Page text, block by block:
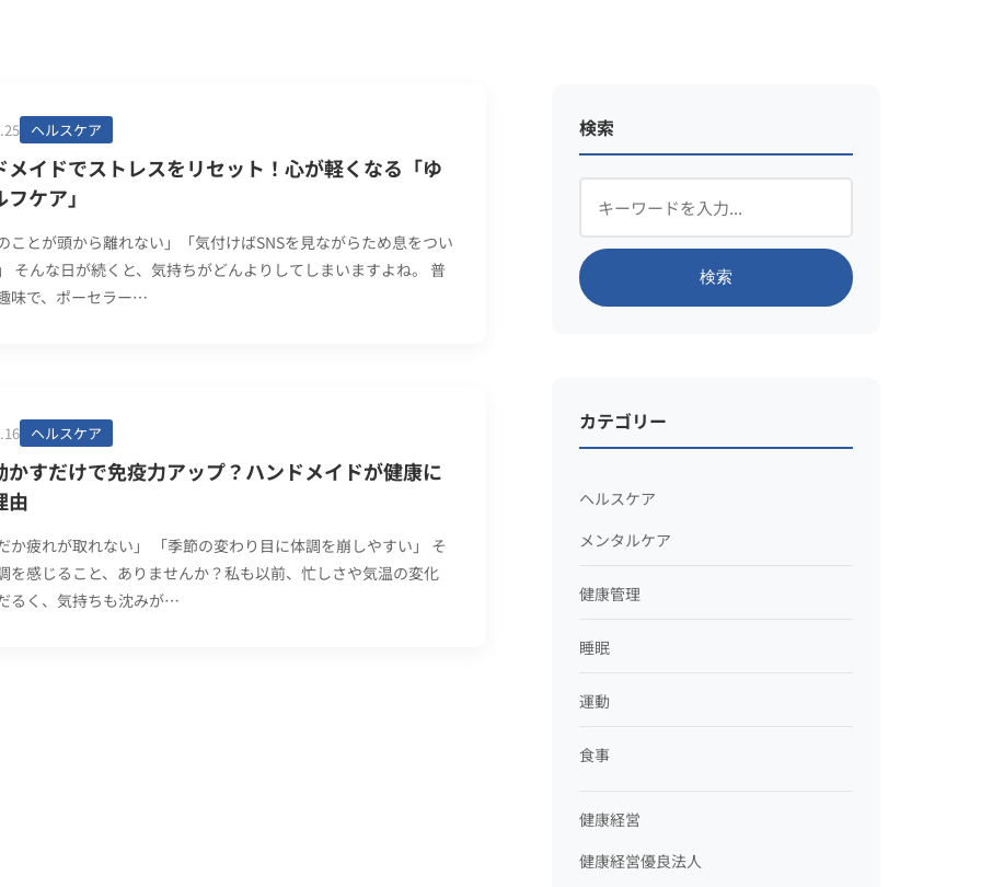
ヘルスケア
メイドでストレスをリセット！心が軽くなる「ゆ
ケア」
ことが頭から離れない」「気付けばSNSを見ながらため息をつい
そんな日が続くと、気持ちがどんよりしてしまいますよね。 普
味で、ポーセラー…
ヘルスケア
かすだけで免疫力アップ？ハンドメイドが健康に
由
か疲れが取れない」 「季節の変わり目に体調を崩しやすい」 そ
を感じること、ありませんか？私も以前、忙しさや気温の変化
るく、気持ちも沈みが…
検索
検索
カテゴリー
ヘルスケア
メンタルケア
健康管理
睡眠
運動
食事
健康経営
健康経営優良法人